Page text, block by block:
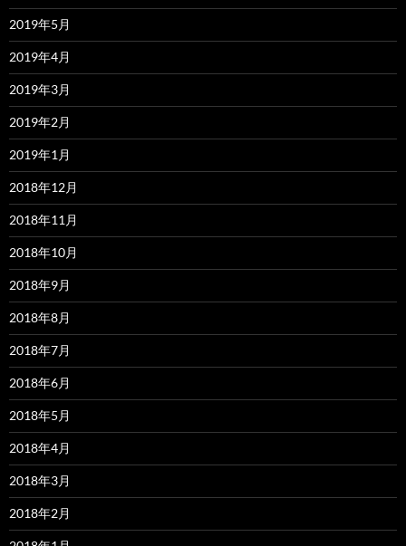
2019年5月
2019年4月
2019年3月
2019年2月
2019年1月
2018年12月
2018年11月
2018年10月
2018年9月
2018年8月
2018年7月
2018年6月
2018年5月
2018年4月
2018年3月
2018年2月